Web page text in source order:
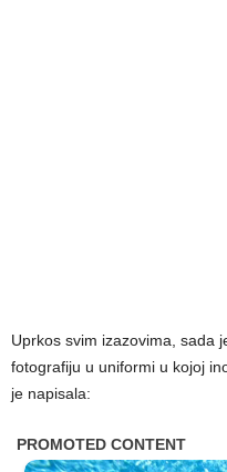
Uprkos svim izazovima, sada
fotografiju u uniformi u kojoj
je napisala: